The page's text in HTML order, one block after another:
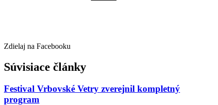
Zdielaj na Facebooku
Súvisiace články
Festival Vrbovské Vetry zverejnil kompletný
program